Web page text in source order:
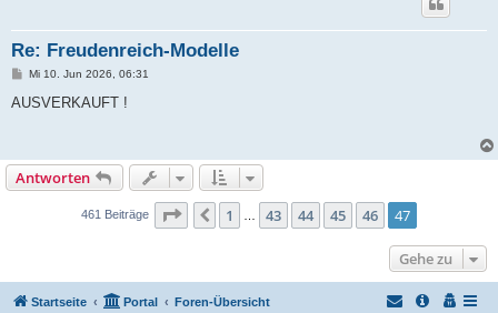
Re: Freudenreich-Modelle
B
i
Mi 10. Jun 2026, 06:31
AUSVERKAUFT !
Antworten
461 Beiträge Seite 47 von47
Vorherige
1 43 44 45 46 47
Gehe zu
Startseite Portal Foren-Übersicht